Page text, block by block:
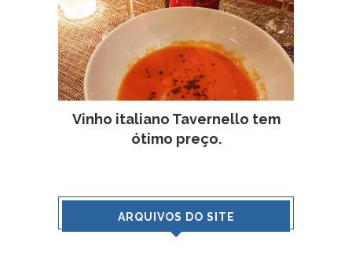
Vinho italiano Tavernello tem
ótimo preço.
ARQUIVOS DO SITE